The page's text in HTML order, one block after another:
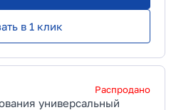
в 1 клик
Распродано
универсальный